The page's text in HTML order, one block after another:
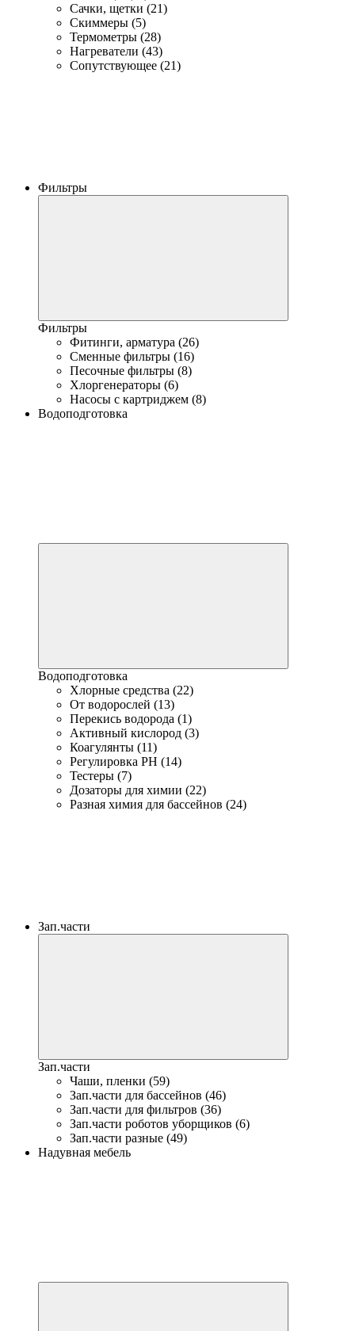
Сачки, щетки (21)
Скиммеры (5)
Термометры (28)
Нагреватели (43)
Сопутствующее (21)
Фильтры
Фильтры
Фитинги, арматура (26)
Сменные фильтры (16)
Песочные фильтры (8)
Хлоргенераторы (6)
Насосы с картриджем (8)
Водоподготовка
Водоподготовка
Хлорные средства (22)
От водорослей (13)
Перекись водорода (1)
Активный кислород (3)
Коагулянты (11)
Регулировка PH (14)
Тестеры (7)
Дозаторы для химии (22)
Разная химия для бассейнов (24)
Зап.части
Зап.части
Чаши, пленки (59)
Зап.части для бассейнов (46)
Зап.части для фильтров (36)
Зап.части роботов уборщиков (6)
Зап.части разные (49)
Надувная мебель